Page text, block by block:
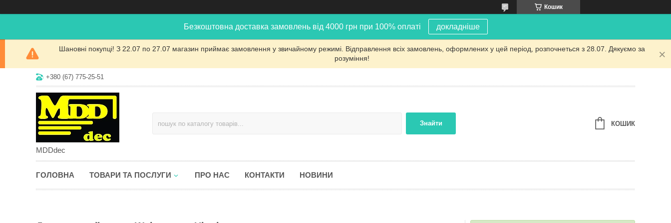
Кошик
Безкоштовна доставка замовлень від 4000 грн при 100% оплаті докладніше
Шановні покупці! З 22.07 по 27.07 магазин приймає замовлення у звичайному режимі. Відправлення всіх замовлень, оформлених у цей період, розпочнеться з 28.07. Дякуємо за
розуміння!
+380 (67) 775-25-51
MDDdec
Знайти КОШИК
ГОЛОВНА ТОВАРИ ТА ПОСЛУГИ ПРО НАС КОНТАКТИ НОВИНИ